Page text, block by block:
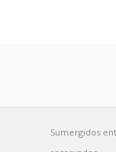
Sumergidos